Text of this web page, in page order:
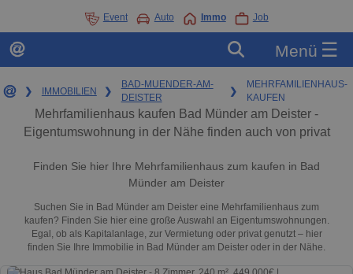
Event Auto Immo Job
Menü ☰
❯ IMMOBILIEN ❯
BAD-MUENDER-AM-
DEISTER
❯
MEHRFAMILIENHAUS-
KAUFEN
Mehrfamilienhaus kaufen Bad Münder am Deister -
Eigentumswohnung in der Nähe finden auch von privat
Finden Sie hier Ihre Mehrfamilienhaus zum kaufen in Bad
Münder am Deister
Suchen Sie in Bad Münder am Deister eine Mehrfamilienhaus zum
kaufen? Finden Sie hier eine große Auswahl an Eigentumswohnungen.
Egal, ob als Kapitalanlage, zur Vermietung oder privat genutzt – hier
finden Sie Ihre Immobilie in Bad Münder am Deister oder in der Nähe.